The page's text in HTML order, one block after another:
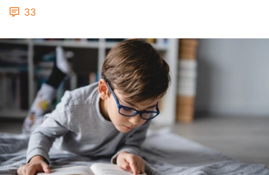
33